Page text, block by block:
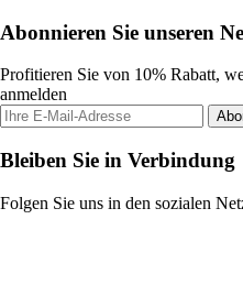
Abonnieren Sie unseren
Profitieren Sie von 10% Rabatt,
anmelden
Bleiben Sie in Verbindung
Folgen Sie uns in den sozialen